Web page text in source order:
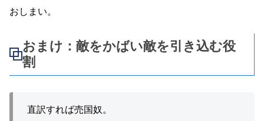
おしまい。
おまけ：敵をかばい敵を引き込む役
割
直訳すれば売国奴。